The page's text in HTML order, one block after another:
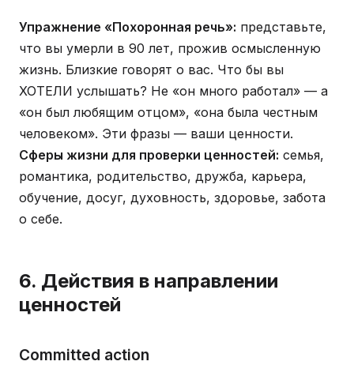
Упражнение «Похоронная речь»: представьте,
что вы умерли в 90 лет, прожив осмысленную
жизнь. Близкие говорят о вас. Что бы вы
ХОТЕЛИ услышать? Не «он много работал» — а
«он был любящим отцом», «она была честным
человеком». Эти фразы — ваши ценности.
Сферы жизни для проверки ценностей: семья,
романтика, родительство, дружба, карьера,
обучение, досуг, духовность, здоровье, забота
о себе.
6. Действия в направлении
ценностей
Committed action